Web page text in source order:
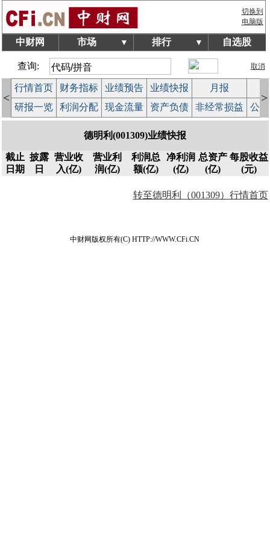
切换到
电脑版
中财网 市场 ▼ 排行 ▼ 自选股
查询: 取消
<
行情首页 财务指标 业绩预告 业绩快报 月报
研报一览
利润分配 现金流量 资产负债 非经常损益 公
>
德明利(001309)业绩快报
截止
日期
披露
日
营业收
入(亿)
营业利
润(亿)
利润总
额(亿)
净利润
(亿)
总资产
(亿)
每股收益
(元)
转至德明利（001309）行情首页
中财网版权所有(C) HTTP://WWW.CFi.CN